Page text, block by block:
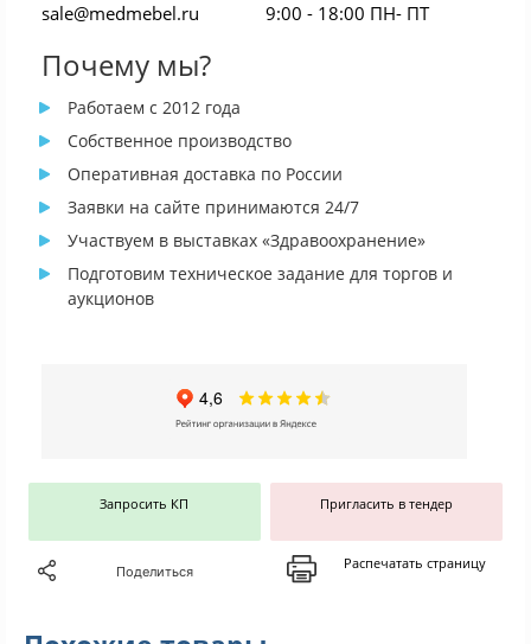
sale@medmebel.ru 9:00 - 18:00 ПН- ПТ
Почему мы?
Работаем с 2012 года
Собственное производство
Оперативная доставка по России
Заявки на сайте принимаются 24/7
Участвуем в выставках «Здравоохранение»
Подготовим техническое задание для торгов и
аукционов
Запросить КП Пригласить в тендер
Поделиться Распечатать страницу